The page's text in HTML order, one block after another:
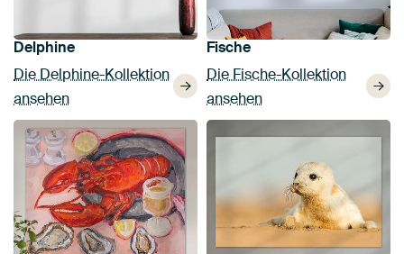
Delphine
Die Delphine-Kollektion
ansehen
Fische
Die Fische-Kollektion
ansehen